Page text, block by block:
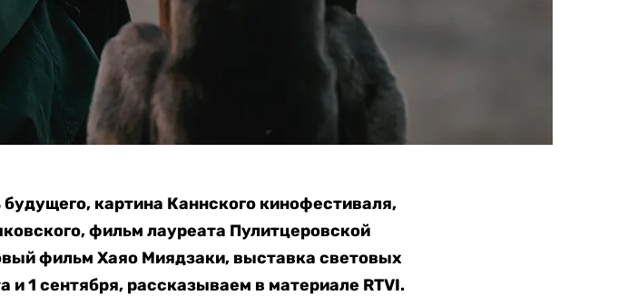
картина Каннского кинофестиваля,
фильм лауреата Пулитцеровской
фильм Хаяо Миядзаки, выставка световых
1 сентября, рассказываем в материале RTVI.